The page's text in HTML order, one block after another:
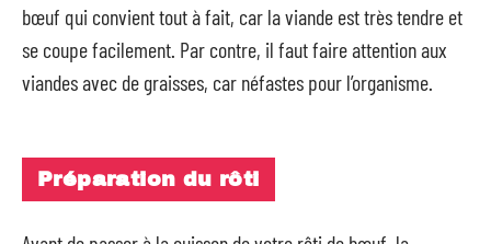
bœuf qui convient tout à fait, car la viande est très tendre et
se coupe facilement. Par contre, il faut faire attention aux
viandes avec de graisses, car néfastes pour l’organisme.
Préparation du rôti